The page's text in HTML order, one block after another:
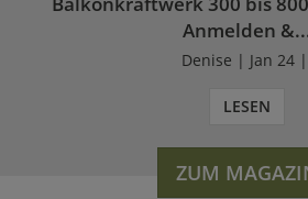
Anmelden
Denise | Jan 24 |
LESEN
ZUM